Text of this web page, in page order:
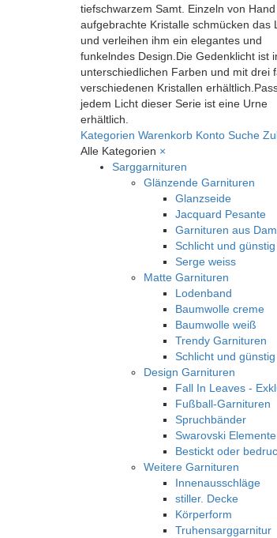
tiefschwarzem Samt. Einzeln von Hand
aufgebrachte Kristalle schmücken das
und verleihen ihm ein elegantes und
funkelndes Design.Die Gedenklicht ist
unterschiedlichen Farben und mit drei
verschiedenen Kristallen
jedem Licht dieser Serie ist eine Urne
erhältlich.
Kategorien Warenkorb Konto Suche
Alle Kategorien ×
Sarggarnituren
Glänzende Garnituren
Glanzseide
Jacquard Pesante
Garnituren aus
Schlicht und günstig
Serge weiss
Matte Garnituren
Lodenband
Baumwolle creme
Baumwolle weiß
Trendy Garnituren
Schlicht und günstig
Design Garnituren
Fall In Leaves -
Fußball-Garnituren
Spruchbänder
Swarovski Elemente
Bestickt oder
Weitere Garnituren
Innenausschläge
stiller. Decke
Körperform
Truhensarggarnitur